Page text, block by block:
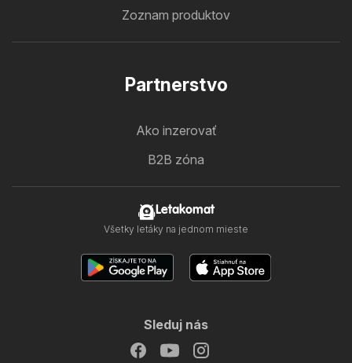
Zoznam produktov
Partnerstvo
Ako inzerovať
B2B zóna
Letakomat
Všetky letáky na jednom mieste
Sleduj nás